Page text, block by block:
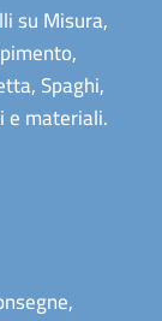
su Misura,
Spaghi,
e materiali.